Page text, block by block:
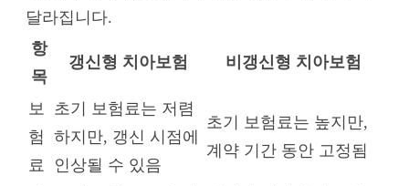
달라집니다.
항
목
갱신형 치아보험 비갱신형 치아보험
보
험
료
초기 보험료는 저렴
하지만, 갱신 시점에
인상될 수 있음
초기 보험료는 높지만,
계약 기간 동안 고정됨